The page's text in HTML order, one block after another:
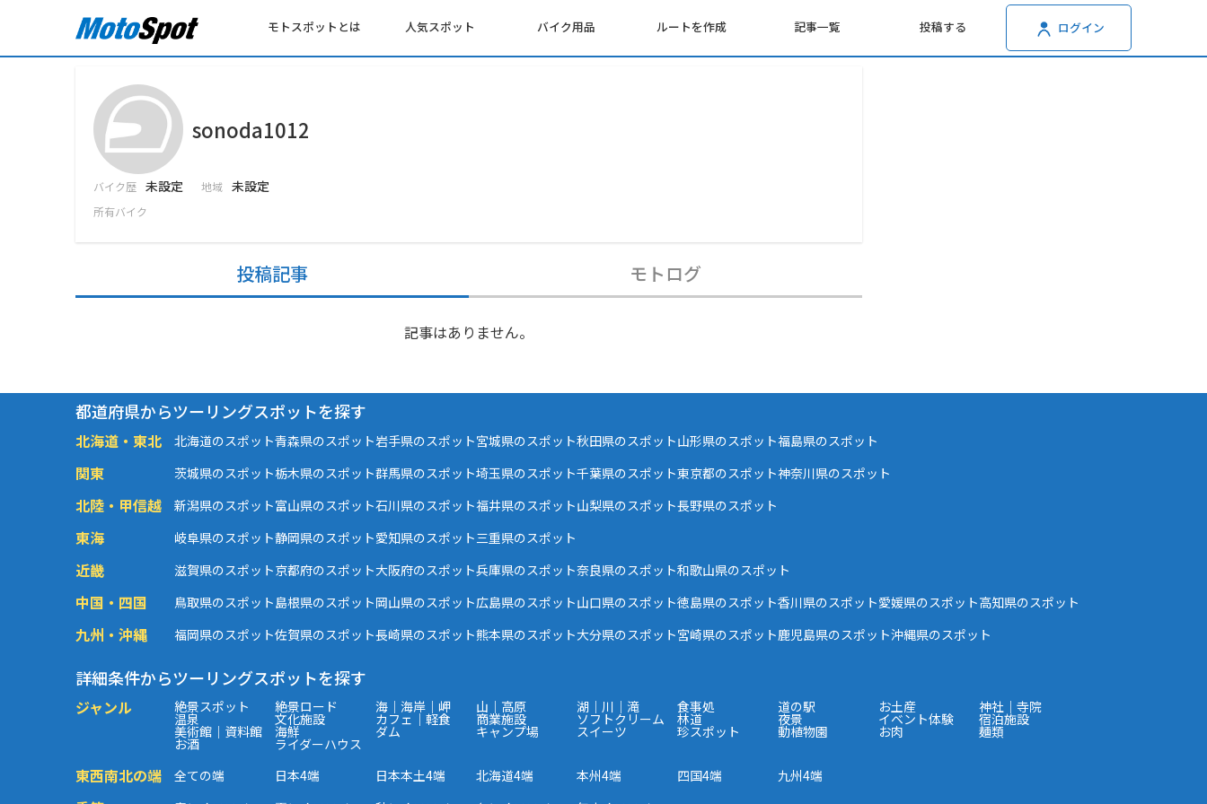
モトスポットとは 人気スポット バイク用品 ルートを作成 記事一覧 投稿する ログイン
sonoda1012
バイク歴 未設定 地域 未設定
所有バイク
投稿記事 モトログ
記事はありません。
都道府県からツーリングスポットを探す
北海道・東北 北海道のスポット青森県のスポット岩手県のスポット宮城県のスポット秋田県のスポット山形県のスポット福島県のスポット
関東 茨城県のスポット栃木県のスポット群馬県のスポット埼玉県のスポット千葉県のスポット東京都のスポット神奈川県のスポット
北陸・甲信越 新潟県のスポット富山県のスポット石川県のスポット福井県のスポット山梨県のスポット長野県のスポット
東海 岐阜県のスポット静岡県のスポット愛知県のスポット三重県のスポット
近畿 滋賀県のスポット京都府のスポット大阪府のスポット兵庫県のスポット奈良県のスポット和歌山県のスポット
中国・四国 鳥取県のスポット島根県のスポット岡山県のスポット広島県のスポット山口県のスポット徳島県のスポット香川県のスポット愛媛県のスポット高知県のスポット
九州・沖縄 福岡県のスポット佐賀県のスポット長崎県のスポット熊本県のスポット大分県のスポット宮崎県のスポット鹿児島県のスポット沖縄県のスポット
詳細条件からツーリングスポットを探す
ジャンル 絶景スポット 絶景ロード 海｜海岸｜岬 山｜高原 湖｜川｜滝 食事処 道の駅 お土産 神社｜寺院
温泉 文化施設 カフェ｜軽食 商業施設 ソフトクリーム 林道 夜景 イベント体験 宿泊施設
美術館｜資料館 海鮮 ダム キャンプ場 スイーツ 珍スポット 動植物園 お肉 麺類
お酒 ライダーハウス
東西南北の端 全ての端 日本4端 日本本土4端 北海道4端 本州4端 四国4端 九州4端